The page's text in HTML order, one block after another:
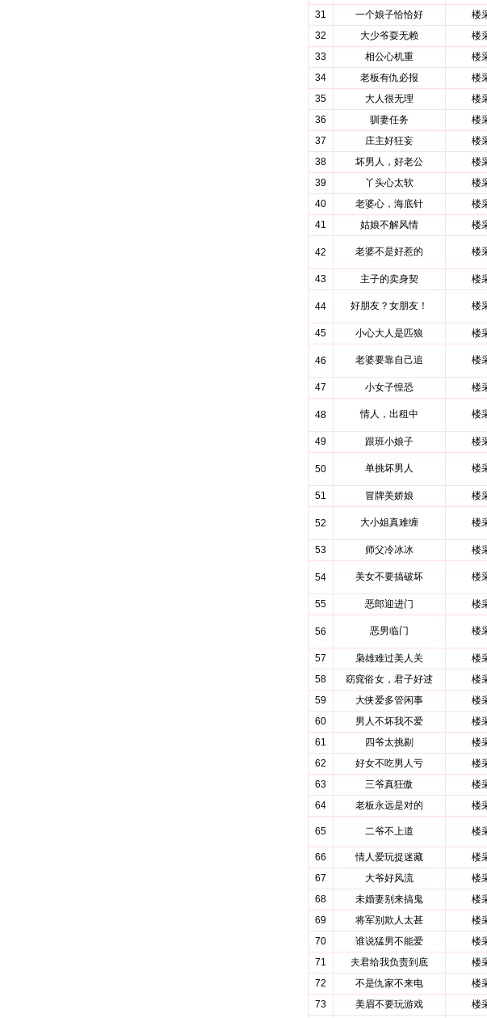
31 一个娘子恰恰好 楼
32
大少爷耍无赖 楼
33
相公心机重 楼
34
老板有仇必报 楼
35
大人很无理 楼
36
驯妻任务 楼
37
庄主好狂妄 楼
38
坏男人，好老公 楼
39
丫头心太软 楼
40
老婆心，海底针 楼
41
姑娘不解风情 楼
42 老婆不是好惹的 楼
43 主子的卖身契 楼
44 好朋友？女朋友！ 楼
45 小心大人是匹狼 楼
46 老婆要靠自己追 楼
47 小女子惶恐 楼
48 情人，出租中 楼
49 跟班小娘子 楼
50 单挑坏男人 楼
51 冒牌美娇娘 楼
52 大小姐真难缠 楼
53 师父冷冰冰 楼
54 美女不要搞破坏 楼
55 恶郎迎进门 楼
56 恶男临门 楼
57 枭雄难过美人关 楼
58
窈窕俗女，君子好逑 楼
59
大侠爱多管闲事 楼
60
男人不坏我不爱 楼
61
四爷太挑剔 楼
62
好女不吃男人亏 楼
63
三爷真狂傲 楼
64
老板永远是对的 楼
65 二爷不上道 楼
66 情人爱玩捉迷藏 楼
67
大爷好风流 楼
68
未婚妻别来搞鬼 楼
69
将军别欺人太甚 楼
70
谁说猛男不能爱 楼
71
夫君给我负责到底 楼
72
不是仇家不来电 楼
73
美眉不要玩游戏 楼